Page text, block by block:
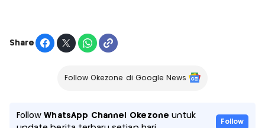
Share
Follow Okezone di Google News
FollowWhatsApp Channel Okezone untuk
Follow